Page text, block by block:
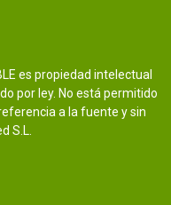
es propiedad intelectual
por ley. No está permitido
a la fuente y sin
S.L.